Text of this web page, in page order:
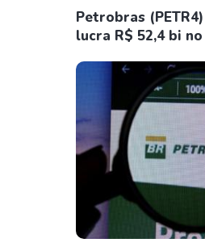
Petrobras
lucra R$ 52,4 bi